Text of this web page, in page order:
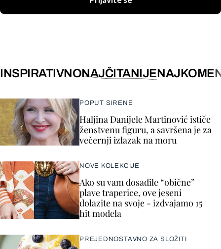
INSPIRATIVNONAJČITANIJE
POPUT SIRENE
Haljina Danijele Martinović ističe
ženstvenu figuru, a savršena je za
večernji izlazak na moru
NOVE KOLEKCIJE
Ako su vam dosadile “obične”
plave traperice, ove jeseni
dolazite na svoje - izdvajamo 15
hit modela
PREJEDNOSTAVNO ZA SLOŽITI